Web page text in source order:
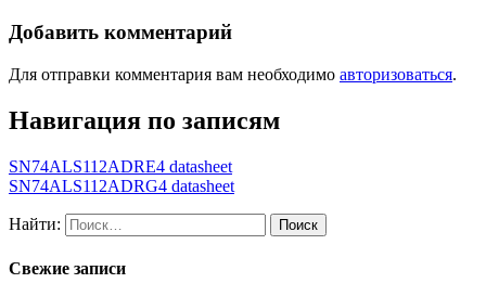
Добавить комментарий
Для отправки комментария вам необходимо авторизоваться.
Навигация по записям
SN74ALS112ADRE4 datasheet
SN74ALS112ADRG4 datasheet
Найти:
Свежие записи